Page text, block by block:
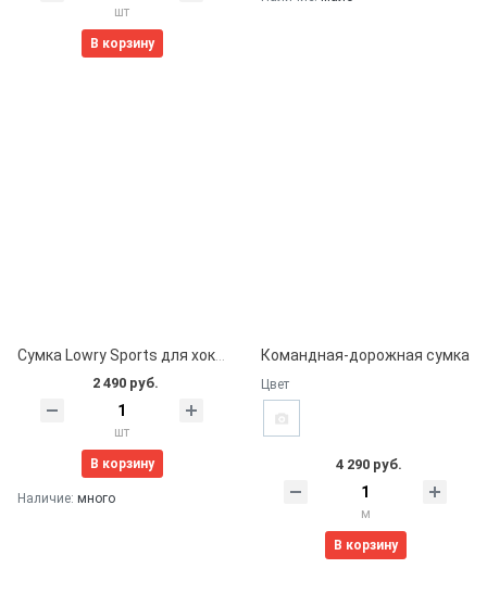
шт
В корзину
2 490 руб.
шт
В корзину
Наличие: много
Командная-дорожная сумка
Цвет
4 290 руб.
м
В корзину